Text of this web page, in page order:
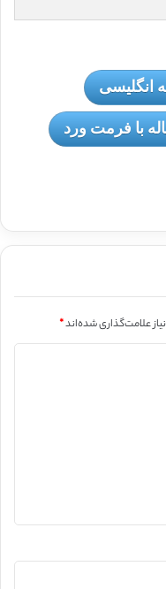
انگلیسی
با فرمت ورد
علامت‌گذاری شده‌اند*